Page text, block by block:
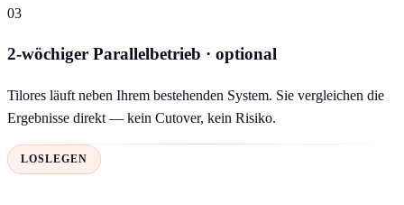
03
2-wöchiger Parallelbetrieb · optional
Tilores läuft neben Ihrem bestehenden System. Sie vergleichen die
Ergebnisse direkt — kein Cutover, kein Risiko.
LOSLEGEN